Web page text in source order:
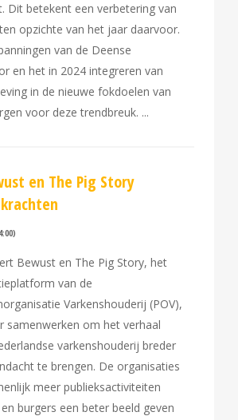
Dit betekent een verbetering van
opzichte van het jaar daarvoor.
van de Deense
en het in 2024 integreren van
in de nieuwe fokdoelen van
voor deze trendbreuk.
en The Pig Story
Bewust en The Pig Story, het
van de
Varkenshouderij (POV),
samenwerken om het verhaal
varkenshouderij breder
te brengen. De organisaties
meer publieksactiviteiten
burgers een beter beeld geven